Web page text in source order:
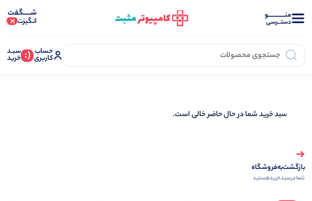
منــــــــــــو
دستــرسی
شـــــگفت
انگیزت
حساب
کاربری (: سبـد
خرید
سبد خرید شما در حال حاضر خالی است.
بازگشت‌به‌فروشگاه
شما‌در‌سبد‌خرید‌هستید